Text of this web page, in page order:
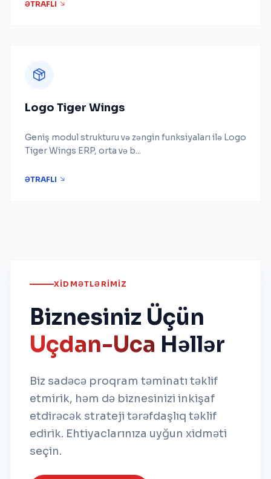
ƏTRAFLI
Logo Tiger Wings
Geniş modul strukturu və zəngin funksiyaları ilə Logo
Tiger Wings ERP, orta və b...
ƏTRAFLI
XIDMƏTLƏRIMIZ
Biznesiniz Üçün
Uçdan-Uca Həllər
Biz sadəcə proqram təminatı təklif
etmirik, həm də biznesinizi inkişaf
etdirəcək strateji tərəfdaşlıq təklif
edirik. Ehtiyaclarınıza uyğun xidməti
seçin.